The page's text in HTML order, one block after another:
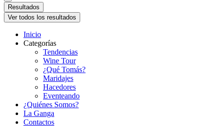
Resultados
Ver todos los resultados
Inicio
Categorías
Tendencias
Wine Tour
¿Qué Tomás?
Maridajes
Hacedores
Eventeando
¿Quiénes Somos?
La Ganga
Contactos